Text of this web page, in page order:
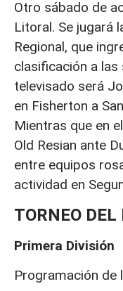
Otro sábado de
Litoral. Se jugará
Regional, que
clasificación a las
televisado será
en Fisherton a
Mientras que en
Old Resian ante
entre equipos
actividad en
TORNEO
Primera División
Programación de